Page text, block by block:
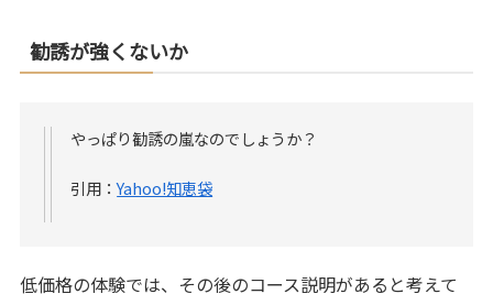
勧誘が強くないか
やっぱり勧誘の嵐なのでしょうか？
引用：Yahoo!知恵袋
低価格の体験では、その後のコース説明があると考えて